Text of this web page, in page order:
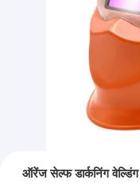
ऑरेंज सेल्फ डार्कनिंग